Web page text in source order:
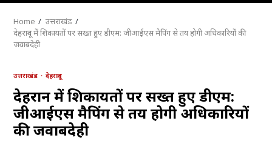
Menu
Home
उत्तराखंड
देहरादून में शिकायतों पर सख्त हुए डीएम: जीआईएस मैपिंग से तय होगी अधिकारियों की
जवाबदेही
उत्तराखंड देहरादून
देहरादून में शिकायतों पर सख्त हुए डीएम:
जीआईएस मैपिंग से तय होगी अधिकारियों
की जवाबदेही